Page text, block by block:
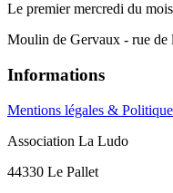
Le premier mercredi du
Moulin de Gervaux - rue de
Informations
Mentions légales &
Association La Ludo
44330 Le Pallet